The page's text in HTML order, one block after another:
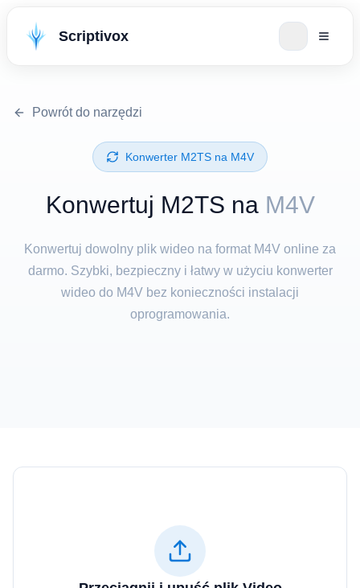
Scriptivox
Powrót do narzędzi
Konwerter ⁦M2TS⁩ na ⁦M4V⁩
Konwertuj ⁦M2TS⁩ na M4V
Konwertuj dowolny plik wideo na format M4V online za
darmo. Szybki, bezpieczny i łatwy w użyciu konwerter
wideo do M4V bez konieczności instalacji
oprogramowania.